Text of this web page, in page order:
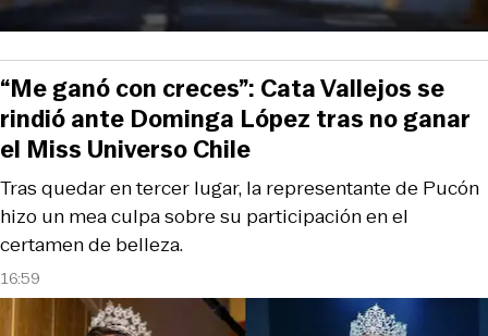
16:59
Tras quedar en tercer lugar, la representante de Pucón
hizo un mea culpa sobre su participación en el
certamen de belleza.
“Me ganó con creces”: Cata Vallejos se
rindió ante Dominga López tras no ganar
el Miss Universo Chile